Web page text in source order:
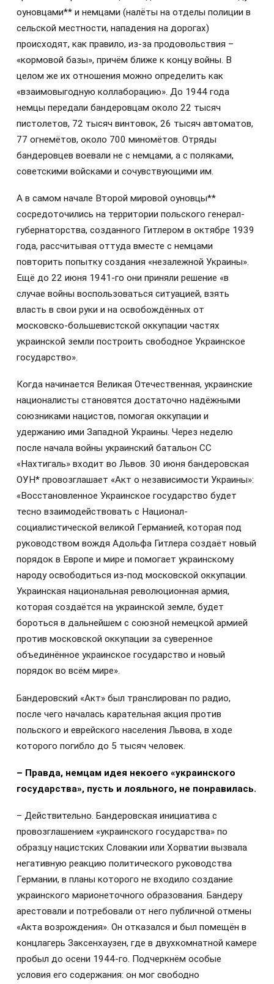
оуновцами** и немцами (налёты на отделы полиции в
сельской местности, нападения на дорогах)
происходят, как правило, из-за продовольствия –
«кормовой базы», причём ближе к концу войны. В
целом же их отношения можно определить как
«взаимовыгодную коллаборацию». До 1944 года
немцы передали бандеровцам около 22 тысяч
пистолетов, 72 тысяч винтовок, 26 тысяч автоматов,
77 огнемётов, около 700 миномётов. Отряды
бандеровцев воевали не с немцами, а с поляками,
советскими войсками и сочувствующими им.
А в самом начале Второй мировой оуновцы**
сосредоточились на территории польского генерал-
губернаторства, созданного Гитлером в октябре 1939
года, рассчитывая оттуда вместе с немцами
повторить попытку создания «незалежной Украины».
Ещё до 22 июня 1941-го они приняли решение «в
случае войны воспользоваться ситуацией, взять
власть в свои руки и на освобождённых от
московско-большевистской оккупации частях
украинской земли построить свободное Украинское
государство».
Когда начинается Великая Отечественная, украинские
националисты становятся достаточно надёжными
союзниками нацистов, помогая оккупации и
удержанию ими Западной Украины. Через неделю
после начала войны украинский батальон СС
«Нахтигаль» входит во Львов. 30 июня бандеровская
ОУН* провозглашает «Акт о независимости Украины»:
«Восстановленное Украинское государство будет
тесно взаимодействовать с Национал-
социалистической великой Германией, которая под
руководством вождя Адольфа Гитлера создаёт новый
порядок в Европе и мире и помогает украинскому
народу освободиться из-под московской оккупации.
Украинская национальная революционная армия,
которая создаётся на украинской земле, будет
бороться в дальнейшем с союзной немецкой армией
против московской оккупации за суверенное
объединённое украинское государство и новый
порядок во всём мире».
Бандеровский «Акт» был транслирован по радио,
после чего началась карательная акция против
польского и еврейского населения Львова, в ходе
которого погибло до 5 тысяч человек.
– Правда, немцам идея некоего «украинского
государства», пусть и лояльного, не понравилась.
– Действительно. Бандеровская инициатива с
провозглашением «украинского государства» по
образцу нацистских Словакии или Хорватии вызвала
негативную реакцию политического руководства
Германии, в планы которого не входило создание
украинского марионеточного образования. Бандеру
арестовали и потребовали от него публичной отмены
«Акта возрождения». Он отказался и был помещён в
концлагерь Заксенхаузен, где в двухкомнатной камере
пробыл до осени 1944-го. Подчеркнём особые
условия его содержания: он мог свободно